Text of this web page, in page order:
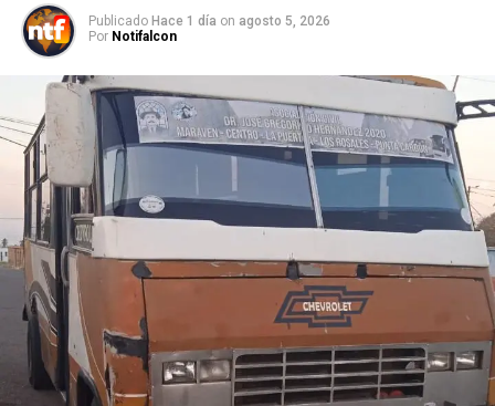
Publicado Hace 1 día on agosto 5, 2026
Por Notifalcon